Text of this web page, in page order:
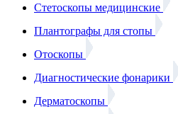
Стетоскопы медицинские
Плантографы для стопы
Отоскопы
Диагностические фонарики
Дерматоскопы